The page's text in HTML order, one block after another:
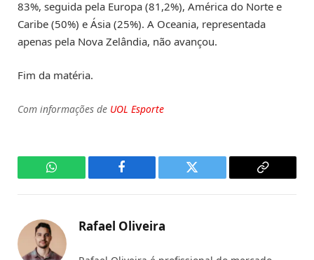
83%, seguida pela Europa (81,2%), América do Norte e
Caribe (50%) e Ásia (25%). A Oceania, representada
apenas pela Nova Zelândia, não avançou.
Fim da matéria.
Com informações de UOL Esporte
WhatsApp Facebook Twitter
Copy
Rafael Oliveira